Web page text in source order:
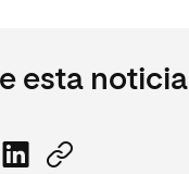
esta noticia